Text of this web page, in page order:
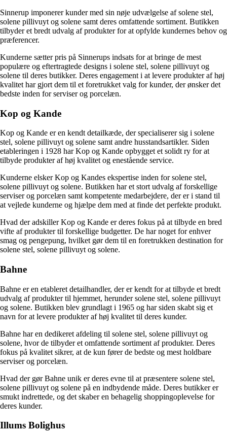
Sinnerup imponerer kunder med sin nøje udvælgelse af solene stel,
solene pillivuyt og solene samt deres omfattende sortiment. Butikken
tilbyder et bredt udvalg af produkter for at opfylde kundernes behov og
præferencer.
Kunderne sætter pris på Sinnerups indsats for at bringe de mest
populære og eftertragtede designs i solene stel, solene pillivuyt og
solene til deres butikker. Deres engagement i at levere produkter af høj
kvalitet har gjort dem til et foretrukket valg for kunder, der ønsker det
bedste inden for serviser og porcelæn.
Kop og Kande
Kop og Kande er en kendt detailkæde, der specialiserer sig i solene
stel, solene pillivuyt og solene samt andre husstandsartikler. Siden
etableringen i 1928 har Kop og Kande opbygget et solidt ry for at
tilbyde produkter af høj kvalitet og enestående service.
Kunderne elsker Kop og Kandes ekspertise inden for solene stel,
solene pillivuyt og solene. Butikken har et stort udvalg af forskellige
serviser og porcelæn samt kompetente medarbejdere, der er i stand til
at vejlede kunderne og hjælpe dem med at finde det perfekte produkt.
Hvad der adskiller Kop og Kande er deres fokus på at tilbyde en bred
vifte af produkter til forskellige budgetter. De har noget for enhver
smag og pengepung, hvilket gør dem til en foretrukken destination for
solene stel, solene pillivuyt og solene.
Bahne
Bahne er en etableret detailhandler, der er kendt for at tilbyde et bredt
udvalg af produkter til hjemmet, herunder solene stel, solene pillivuyt
og solene. Butikken blev grundlagt i 1965 og har siden skabt sig et
navn for at levere produkter af høj kvalitet til deres kunder.
Bahne har en dedikeret afdeling til solene stel, solene pillivuyt og
solene, hvor de tilbyder et omfattende sortiment af produkter. Deres
fokus på kvalitet sikrer, at de kun fører de bedste og mest holdbare
serviser og porcelæn.
Hvad der gør Bahne unik er deres evne til at præsentere solene stel,
solene pillivuyt og solene på en indbydende måde. Deres butikker er
smukt indrettede, og det skaber en behagelig shoppingoplevelse for
deres kunder.
Illums Bolighus